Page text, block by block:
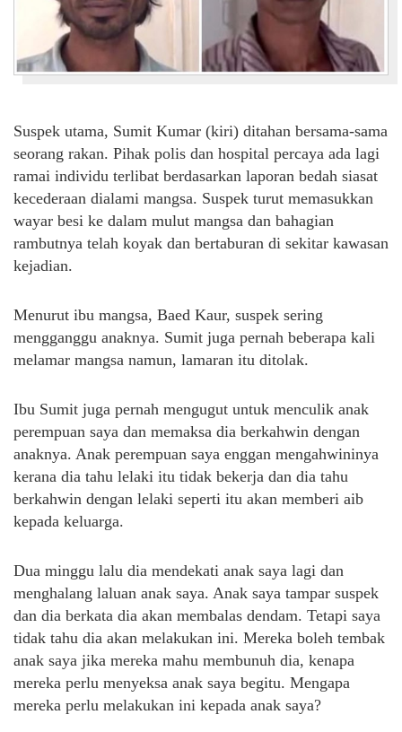
Suspek utama, Sumit Kumar (kiri) ditahan bersama-sama
seorang rakan. Pihak polis dan hospital percaya ada lagi
ramai individu terlibat berdasarkan laporan bedah siasat
kecederaan dialami mangsa. Suspek turut memasukkan
wayar besi ke dalam mulut mangsa dan bahagian
rambutnya telah koyak dan bertaburan di sekitar kawasan
kejadian.
Menurut ibu mangsa, Baed Kaur, suspek sering
mengganggu anaknya. Sumit juga pernah beberapa kali
melamar mangsa namun, lamaran itu ditolak.
Ibu Sumit juga pernah mengugut untuk menculik anak
perempuan saya dan memaksa dia berkahwin dengan
anaknya. Anak perempuan saya enggan mengahwininya
kerana dia tahu lelaki itu tidak bekerja dan dia tahu
berkahwin dengan lelaki seperti itu akan memberi aib
kepada keluarga.
Dua minggu lalu dia mendekati anak saya lagi dan
menghalang laluan anak saya. Anak saya tampar suspek
dan dia berkata dia akan membalas dendam. Tetapi saya
tidak tahu dia akan melakukan ini. Mereka boleh tembak
anak saya jika mereka mahu membunuh dia, kenapa
mereka perlu menyeksa anak saya begitu. Mengapa
mereka perlu melakukan ini kepada anak saya?